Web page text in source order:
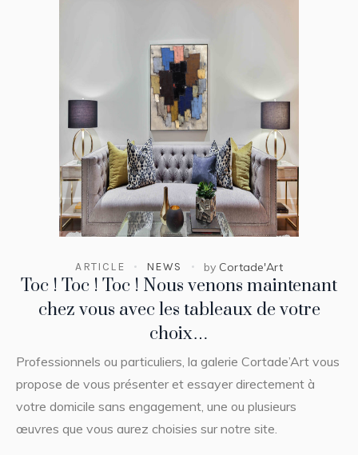
ARTICLE NEWS by Cortade'Art
Toc ! Toc ! Toc ! Nous venons maintenant
chez vous avec les tableaux de votre
choix…
Professionnels ou particuliers, la galerie Cortade’Art vous
propose de vous présenter et essayer directement à
votre domicile sans engagement, une ou plusieurs
œuvres que vous aurez choisies sur notre site.